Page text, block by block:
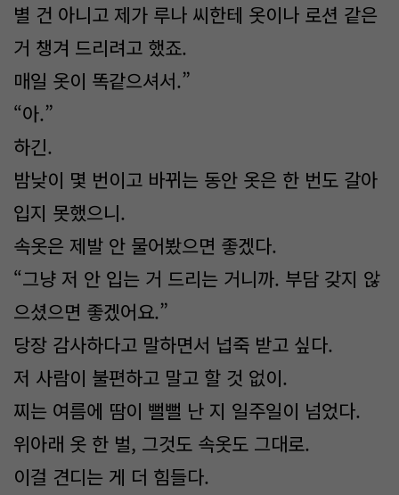
별 건 아니고 제가 루나 씨한테 옷이나 로션 같은
거 챙겨 드리려고 했죠.
매일 옷이 똑같으셔서.”
“아.”
하긴.
밤낮이 몇 번이고 바뀌는 동안 옷은 한 번도 갈아
입지 못했으니.
속옷은 제발 안 물어봤으면 좋겠다.
“그냥 저 안 입는 거 드리는 거니까. 부담 갖지 않
으셨으면 좋겠어요.”
당장 감사하다고 말하면서 넙죽 받고 싶다.
저 사람이 불편하고 말고 할 것 없이.
찌는 여름에 땀이 뻘뻘 난 지 일주일이 넘었다.
위아래 옷 한 벌, 그것도 속옷도 그대로.
이걸 견디는 게 더 힘들다.